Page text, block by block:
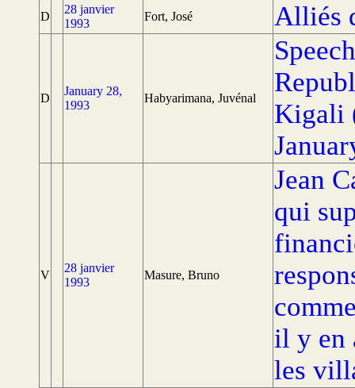
D
28 janvier
1993
Fort, José Alliés
D
January 28,
1993
Habyarimana, Juvénal
Kigali
V
28 janvier
1993
Masure, Bruno
Jean
qui
il y en
les